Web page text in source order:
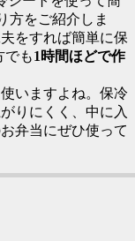
方をご紹介しま
をすれば簡単に保
でも1時間ほどで作
いますよね。保冷
りにくく、中に入
弁当にぜひ使って